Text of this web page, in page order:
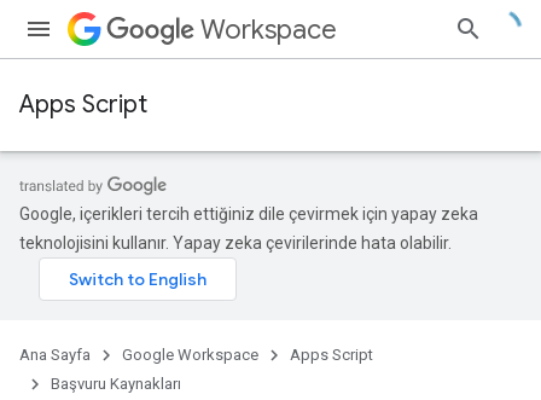
Workspace
Apps Script
Google, içerikleri tercih ettiğiniz dile çevirmek için yapay zeka
teknolojisini kullanır. Yapay zeka çevirilerinde hata olabilir.
Ana Sayfa Google Workspace
Apps Script
Başvuru Kaynakları